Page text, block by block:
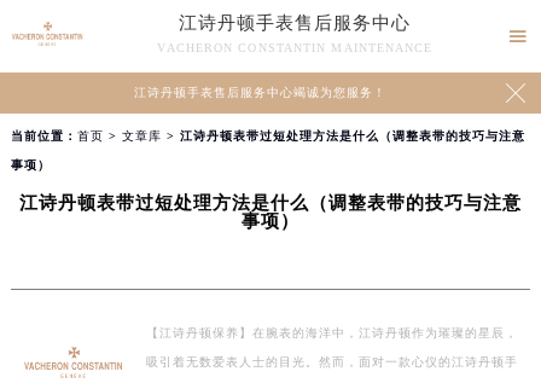
江诗丹顿手表售后服务中心
VACHERON CONSTANTIN MAINTENANCE

江诗丹顿手表售后服务中心竭诚为您服务！ 
当前位置： 首页 > 文章库 > 江诗丹顿表带过短处理方法是什么（调整表带的技巧与注意
事项）
江诗丹顿表带过短处理方法是什么（调整表带的技巧与注意
事项）
【江诗丹顿保养】在腕表的海洋中，江诗丹顿作为璀璨的星辰，
吸引着无数爱表人士的目光。然而，面对一款心仪的江诗丹顿手